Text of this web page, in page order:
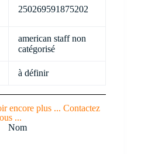
250269591875202
american staff non
catégorisé
à définir
encore plus ... Contactez
...
Nom